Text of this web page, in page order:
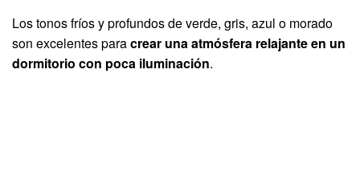
Los tonos fríos y profundos de verde, gris, azul o morado
son excelentes paracrear una atmósfera relajante en un
dormitorio con poca iluminación.